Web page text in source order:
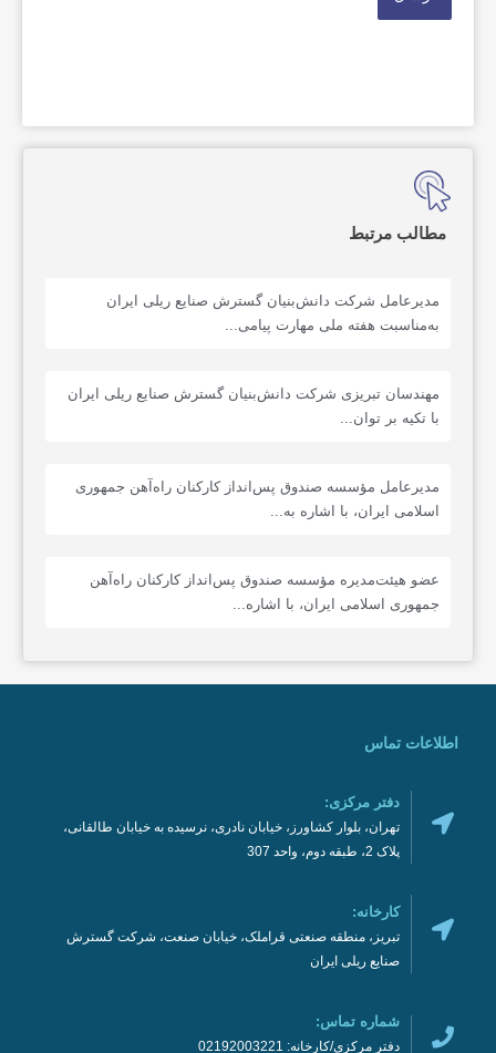
مطالب مرتبط
مدیرعامل شرکت دانش‌بنیان گسترش صنایع ریلی ایران
به‌مناسبت هفته ملی مهارت پیامی...
مهندسان تبریزی شرکت دانش‌بنیان گسترش صنایع ریلی ایران
با تکیه بر توان...
مدیرعامل مؤسسه صندوق پس‌انداز کارکنان راه‌آهن جمهوری
اسلامی ایران، با اشاره به...
عضو هیئت‌مدیره مؤسسه صندوق پس‌انداز کارکنان راه‌آهن
جمهوری اسلامی ایران، با اشاره...
اطلاعات تماس
دفتر مرکزی:
تهران، بلوار کشاورز، خیابان نادری، نرسیده به خیابان طالقانی،
پلاک 2، طبقه دوم، واحد 307
کارخانه:
تبریز، منطقه صنعتی قراملک، خیابان صنعت، شرکت گسترش
صنایع ریلی ایران
شماره تماس:
دفتر مرکزی/کارخانه: 02192003221